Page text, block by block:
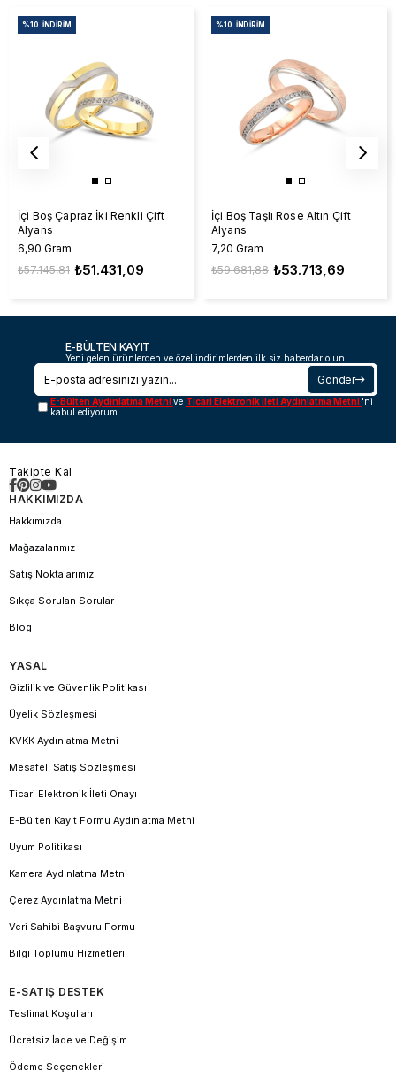
İçi Boş Çapraz İki Renkli Çift
Alyans
6,90 Gram
₺51.431,09
₺57.145,81
%10 İNDIRIM
İçi Boş Taşlı Rose Altın Çift
Alyans
7,20 Gram
₺53.713,69
₺59.681,88
%10 İNDIRIM
E-BÜLTEN KAYIT
Yeni gelen ürünlerden ve özel indirimlerden ilk siz haberdar olun.
Gönder
E-Bülten Aydınlatma Metnive Ticari Elektronik İleti Aydınlatma Metni 'ni
kabul ediyorum.
Takipte Kal
HAKKIMIZDA
Hakkımızda
Mağazalarımız
Satış Noktalarımız
Sıkça Sorulan Sorular
Blog
YASAL
Gizlilik ve Güvenlik Politikası
Üyelik Sözleşmesi
KVKK Aydınlatma Metni
Mesafeli Satış Sözleşmesi
Ticari Elektronik İleti Onayı
E-Bülten Kayıt Formu Aydınlatma Metni
Uyum Politikası
Kamera Aydınlatma Metni
Çerez Aydınlatma Metni
Veri Sahibi Başvuru Formu
Bilgi Toplumu Hizmetleri
E-SATIŞ DESTEK
Teslimat Koşulları
Ücretsiz İade ve Değişim
Ödeme Seçenekleri